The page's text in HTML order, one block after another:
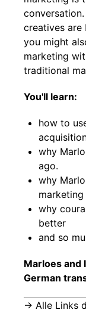
creatives are
you might
marketing
traditional
You'll learn:
how to
why
ago.
why
why
better
and so
Marloes and
German
→ Alle Links